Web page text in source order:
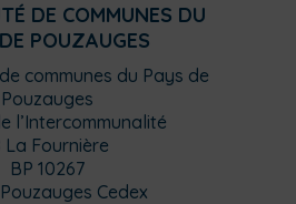
DE COMMUNES DU
POUZAUGES
communes du Pays de
Pouzauges
l’Intercommunalité
La Fournière
BP 10267
Cedex